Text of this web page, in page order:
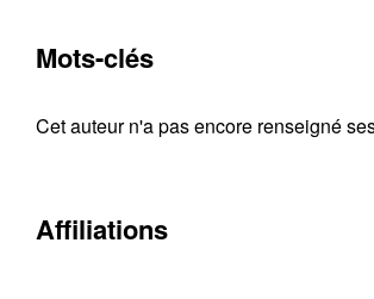
Mots-clés
Cet auteur n'a pas encore renseigné
Affiliations
Contacter